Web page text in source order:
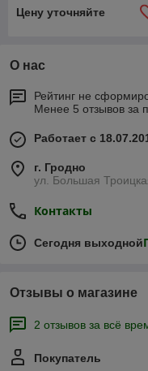
Cube Люкс ТЕХНО)
Цену уточняйте
О нас
Рейтинг не
Менее 5 отзывов за
Работает с
г. Гродно
ул. Большая
Контакты
Сегодня выходной
Отзывы о магазине
2 отзывов за всё
Покупатель